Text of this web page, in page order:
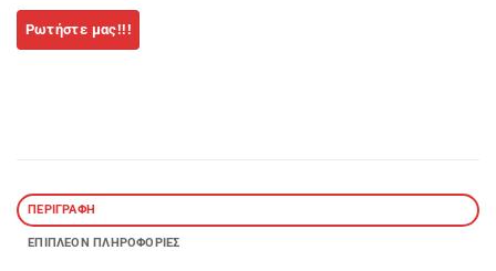
ΠΕΡΙΓΡΑΦΉ
ΕΠΙΠΛΈΟΝ ΠΛΗΡΟΦΟΡΊΕΣ